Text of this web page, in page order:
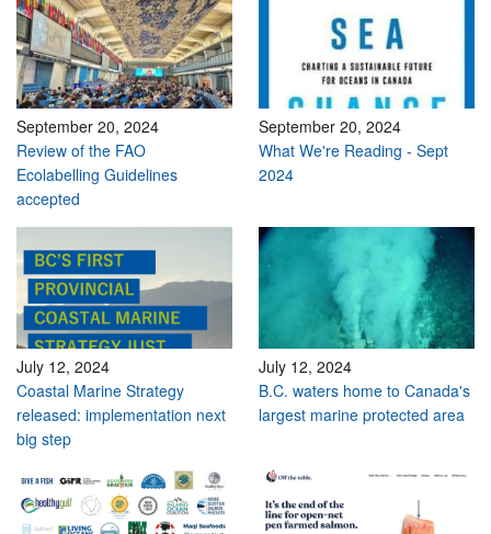
September 20, 2024
Review of the FAO
Ecolabelling Guidelines
accepted
September 20, 2024
What We're Reading - Sept
2024
July 12, 2024
Coastal Marine Strategy
released: implementation next
big step
July 12, 2024
B.C. waters home to Canada's
largest marine protected area